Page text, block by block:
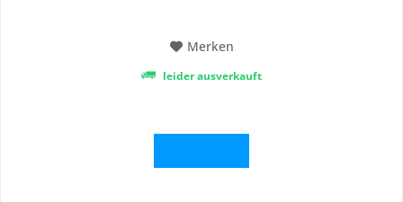
Merken
leider ausverkauft